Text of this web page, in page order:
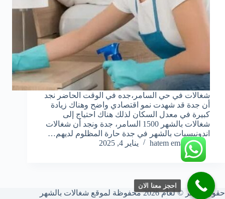
شغالات في حي السامر،جده في الوقت الحاضر نجد
أن جدة قد شهدت نمو اقتصادي واضح وهناك زيادة
كبيرة في معدل السكان لذلك هناك احتياج إلى
شغالات بالشهر 1500 السامر، جدة ونجد أن شغالات
اندونيسيات بالشهر في جدة حارة المظلوم لديهم…
hatem emara
يناير 4, 2025
حقوق النشر © لعام 2026 محفوظة لموقع شغالات بالشهر
احجز معنا الان